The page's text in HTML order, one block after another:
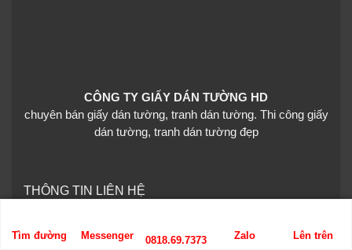
CÔNG TY GIẤY DÁN TƯỜNG HD
chuyên bán giấy dán tường, tranh dán tường. Thi công giấy
dán tường, tranh dán tường đẹp
THÔNG TIN LIÊN HỆ
Tìm đường Messenger 0818.69.7373 Zalo Lên trên